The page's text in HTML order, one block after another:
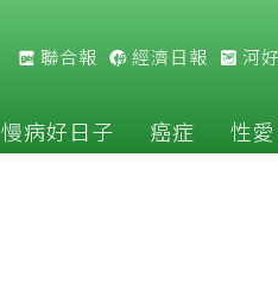
聯合報 經濟日報 河
慢病好日子 癌症 性愛